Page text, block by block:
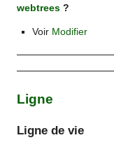
webtrees ?
Voir Modifier
Ligne
Ligne de vie